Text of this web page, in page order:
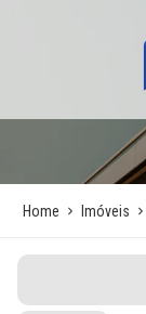
Home Imóveis